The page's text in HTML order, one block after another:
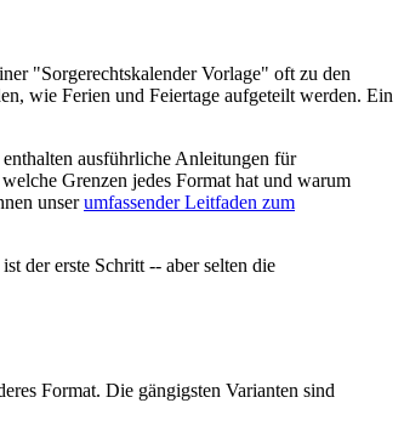
"Sorgerechtskalender Vorlage" oft zu den
wie Ferien und Feiertage aufgeteilt werden. Ein
ausführliche Anleitungen für
Grenzen jedes Format hat und warum
unserumfassender Leitfaden zum
der erste Schritt -- aber selten die
Format. Die gängigsten Varianten sind